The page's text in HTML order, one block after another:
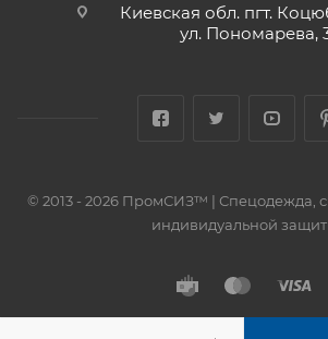
Киевская обл. пгт.
ул. Пономарева,
© 2013 - 2026 ПромСИЗ™ | Спецодежда,
индивидуальной